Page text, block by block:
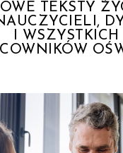
TEKSTY
I WSZYSTKICH